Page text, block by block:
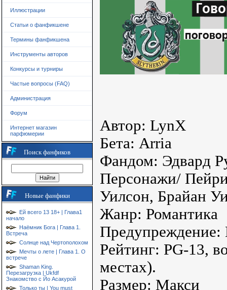
Иллюстрации
Статьи о фанфикшене
Термины фанфикшена
Инструменты авторов
Конкурсы и турниры
Частые вопросы (FAQ)
Администрация
Форум
Интернет магазин
парфюмерии
Поиск фанфиков
Новые фанфики
Ей всего 13 18+ | Глава1
начало
Наёмник Бога | Глава 1.
Встреча
Солнце над Чертополохом
Мечты о лете | Глава 1. О
встрече
Shaman King.
Перезагрузка | Ukfdf
Знакомство с Йо Асакурой
Только ты | You must
Автор: LynX
Бета: Arria
Фандом: Эдвард
Персонажи/
Уилсон, Брайан
Жанр: Романтика
Рейтинг: PG-13,
местах).
Размер: Макси